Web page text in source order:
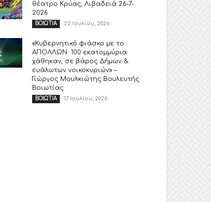
θέατρο Κρύας, Λιβαδειά 26-7-
2026
ΒΟΙΩΤΙΑ 22 Ιουλίου, 2026
«Κυβερνητικό φιάσκο με το
ΑΠΟΛΛΩΝ. 100 εκατομμύρια
χάθηκαν, σε βάρος Δήμων &
ευάλωτων νοικοκυριών» –
Γιώργος Μουλκιώτης Βουλευτής
Βοιωτίας
ΒΟΙΩΤΙΑ 17 Ιουλίου, 2026